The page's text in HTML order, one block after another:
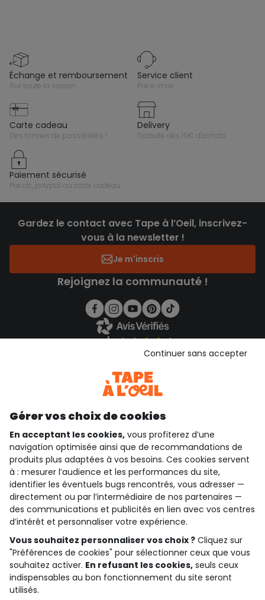
échange et remboursement
sur toute la saison
service client
par e-mail
carte cadeau
des tonnes de possibilités !
delivery
gratuite dès 10€ d'achats
paiement sécurisé
par cb, paypal ou carte cadeau
Gardez le contact avec Tape à l’Oeil, inscrivez-
vous à la newsletter !
Je m'inscris
Rejoignez la communauté !
4.3/5
Basé sur 1 357 avis soumis à un contrôle
Consulter les CGU
Téléchargez notre application
Découvrir notre application
qui sommes-nous ?
besoin d'aide ?
le club fidélité
notre catalogue
Conditions générales de ventes et d'utilisation
Gérer vos choix de cookies
En acceptant les cookies, vous profiterez d’une
navigation optimisée ainsi que de recommandations de
produits plus adaptées à vos besoins. Ces cookies servent
à : mesurer l’audience et les performances du site,
identifier les éventuels bugs rencontrés, vous adresser —
directement ou par l’intermédiaire de nos partenaires —
des communications et publicités en lien avec vos centres
d’intérêt et personnaliser votre expérience.
Vous souhaitez personnaliser vos choix ? Cliquez sur
"Préférences de cookies" pour sélectionner ceux que vous
souhaitez activer. En refusant les cookies, seuls ceux
indispensables au bon fonctionnement du site seront
utilisés.
Continuer sans accepter